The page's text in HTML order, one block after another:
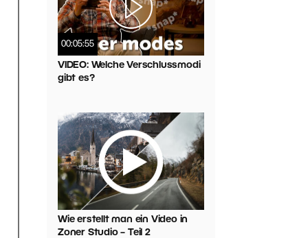
00:05:55
VIDEO: Welche Verschlussmodi
gibt es?
Wie erstellt man ein Video in
Zoner Studio – Teil 2